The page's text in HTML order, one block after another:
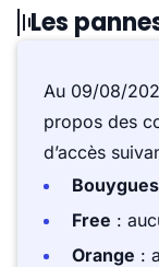
Les
Au 09/08/
propos des
d’accès
Free :
Orange :